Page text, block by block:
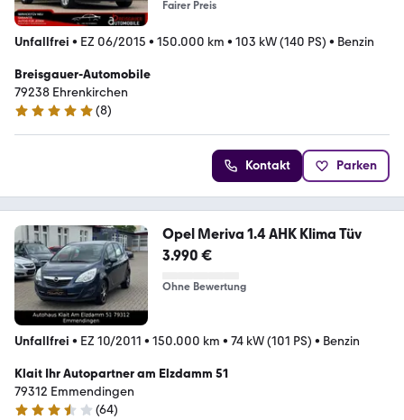
Fairer Preis
Unfallfrei • EZ 06/2015 • 150.000 km • 103 kW (140 PS) • Benzin
Breisgauer-Automobile
79238 Ehrenkirchen
5 Sterne
(8)
Kontakt Parken
Opel Meriva 1.4 AHK Klima Tüv
3.990 €
Ohne Bewertung
Unfallfrei • EZ 10/2011 • 150.000 km • 74 kW (101 PS) • Benzin
Klait Ihr Autopartner am Elzdamm 51
79312 Emmendingen
(64)